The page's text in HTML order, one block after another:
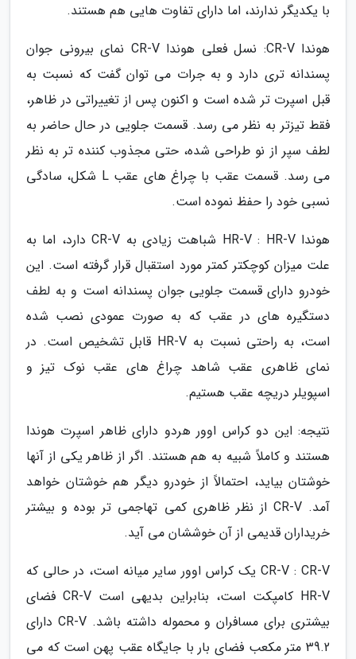
با یکدیگر ندارند، اما دارای تفاوت هایی هم هستند.
هوندا CR-V: نسل فعلی هوندا CR-V نمای بیرونی جوان
پسندانه تری دارد و به جرات می توان گفت که نسبت به
قبل اسپرت تر شده است و اکنون پس از تغییراتی در ظاهر،
فقط تیزتر به نظر می رسد. قسمت جلویی در حال حاضر به
لطف سپر از نو طراحی شده، حتی مجذوب کننده تر به نظر
می رسد. قسمت عقب با چراغ های عقب L شکل، سادگی
نسبی خود را حفظ نموده است.
هوندا HR-V : HR-V شباهت زیادی به CR-V دارد، اما به
علت میزان کوچکتر کمتر مورد استقبال قرار گرفته است. این
خودرو دارای قسمت جلویی جوان پسندانه است و به لطف
دستگیره های در عقب که به صورت عمودی نصب شده
است، به راحتی نسبت به HR-V قابل تشخیص است. در
نمای ظاهری عقب شاهد چراغ های عقب نوک تیز و
اسپویلر دریچه عقب هستیم.
نتیجه: این دو کراس اوور هردو دارای ظاهر اسپرت هوندا
هستند و کاملاً شبیه به هم هستند. اگر از ظاهر یکی از آنها
خوشتان بیاید، احتمالاً از خودرو دیگر هم خوشتان خواهد
آمد. CR-V از نظر ظاهری کمی تهاجمی تر بوده و بیشتر
خریداران قدیمی از آن خوششان می آید.
CR-V : CR-V یک کراس اوور سایر میانه است، در حالی که
HR-V کامپکت است، بنابراین بدیهی است CR-V فضای
بیشتری برای مسافران و محموله داشته باشد. CR-V دارای
39.2 متر مکعب فضای بار با جایگاه عقب پهن است که می